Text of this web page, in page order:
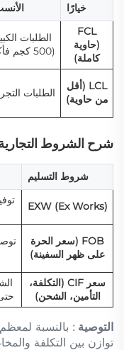
خيارًا
FCL
(حاوية
كاملة)
الطلبات
(500 كجم فأكثر)
LCL (أقل
من حاوية)
الطلبات
شرح الشروط التجارية
شروط التسليم
EXW (Ex Works)
FOB (سعر الحرة
على ظهر السفينة)
سعر CIF (التكلفة،
التأمين، الشحن)
التوصية : بالنسبة
توازن بين التكلفة